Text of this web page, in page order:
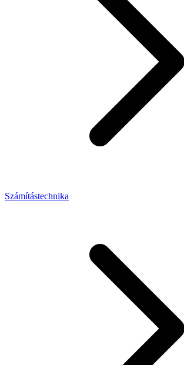
Számítástechnika